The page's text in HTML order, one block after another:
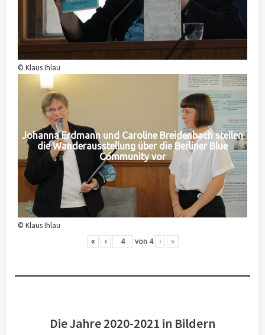
© Klaus Ihlau
Johanna Erdmann und Caroline Breidenbach stellen
die Wanderausstellung über die Berliner Blue
Community vor
© Klaus Ihlau
« ‹ von 4 › »
Die Jahre 2020-2021 in Bildern